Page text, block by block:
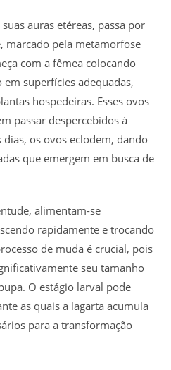
auras etéreas, passa por
marcado pela metamorfose
com a fêmea colocando
superfícies adequadas,
hospedeiras. Esses ovos
passar despercebidos à
os ovos eclodem, dando
que emergem em busca de
alimentam-se
rapidamente e trocando
de muda é crucial, pois
seu tamanho
O estágio larval pode
as quais a lagarta acumula
para a transformação